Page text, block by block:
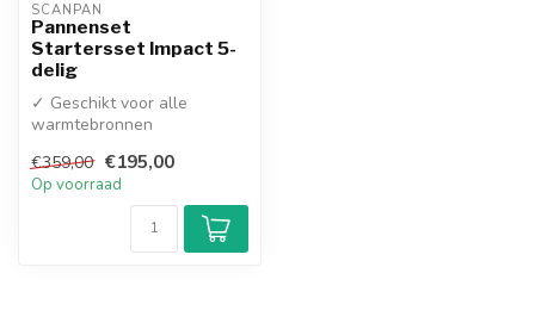
SCANPAN
Pannenset
Startersset Impact 5-
delig
✓ Geschikt voor alle
warmtebronnen
€359,00 €195,00
Op voorraad